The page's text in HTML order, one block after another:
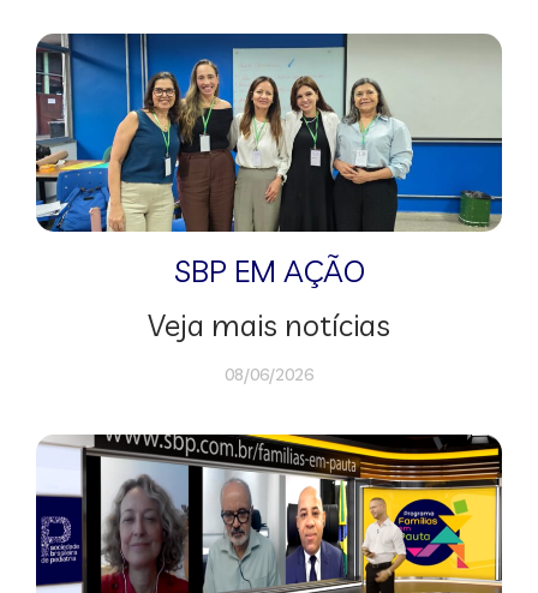
SBP EM AÇÃO
Veja mais notícias
08/06/2026